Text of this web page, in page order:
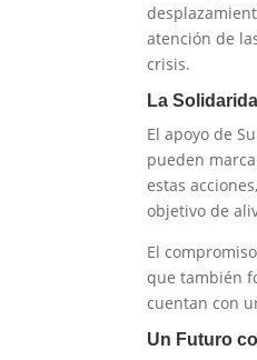
atención de
crisis.
La
El apoyo de
pueden
estas
objetivo de
El
que también
cuentan con
Un Futuro